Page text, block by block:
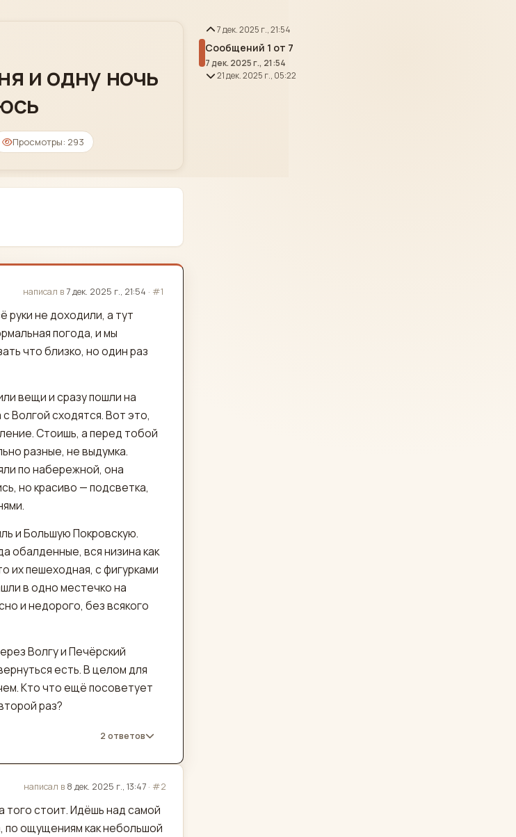
и одну ночь
Просмотры: 293
написал в7 дек. 2025 г., 21:54 · #1
руки не доходили, а тут
погода, и мы
что близко, но один раз
вещи и сразу пошли на
Волгой сходятся. Вот это,
Стоишь, а перед тобой
разные, не выдумка.
по набережной, она
но красиво — подсветка,
и Большую Покровскую.
обалденные, вся низина как
их пешеходная, с фигурками
в одно местечко на
и недорого, без всякого
Волгу и Печёрский
есть. В целом для
Кто что ещё посоветует
раз?
2 ответов
написал в 8 дек. 2025 г., 13:47 · #2
того стоит. Идёшь над самой
по ощущениям как небольшой
7 дек. 2025 г., 21:54
Сообщений 1 от 7
7 дек. 2025 г., 21:54
21 дек. 2025 г., 05:22